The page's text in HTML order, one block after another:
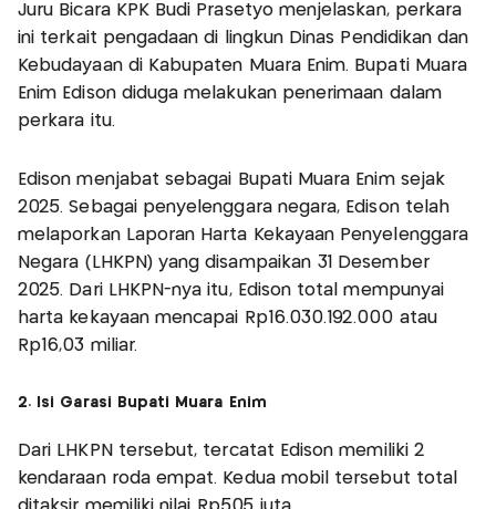
Juru Bicara KPK Budi Prasetyo menjelaskan, perkara
ini terkait pengadaan di lingkun Dinas Pendidikan dan
Kebudayaan di Kabupaten Muara Enim. Bupati Muara
Enim Edison diduga melakukan penerimaan dalam
perkara itu.
Edison menjabat sebagai Bupati Muara Enim sejak
2025. Sebagai penyelenggara negara, Edison telah
melaporkan Laporan Harta Kekayaan Penyelenggara
Negara (LHKPN) yang disampaikan 31 Desember
2025. Dari LHKPN-nya itu, Edison total mempunyai
harta kekayaan mencapai Rp16.030.192.000 atau
Rp16,03 miliar.
2. Isi Garasi Bupati Muara Enim
Dari LHKPN tersebut, tercatat Edison memiliki 2
kendaraan roda empat. Kedua mobil tersebut total